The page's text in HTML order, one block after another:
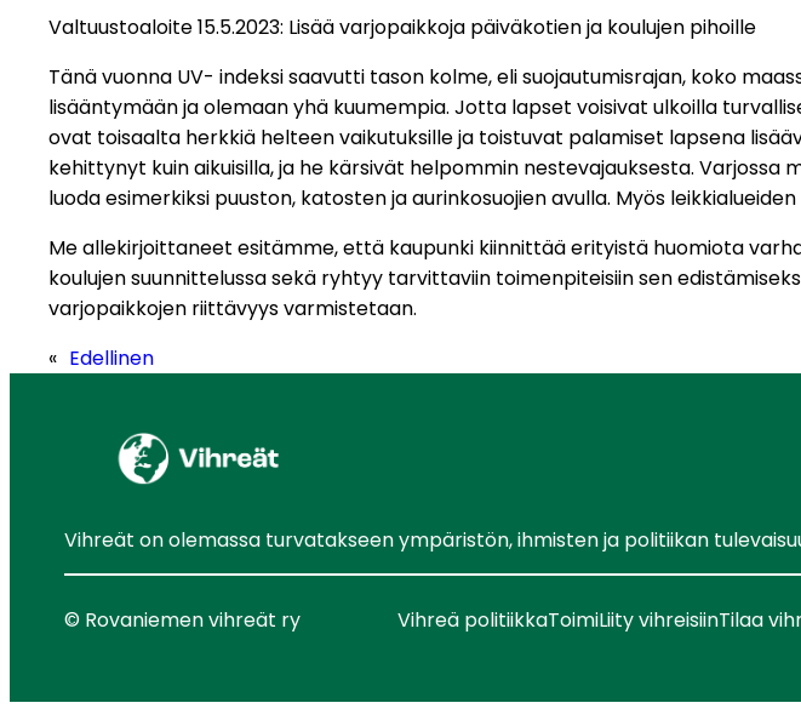
Valtuustoaloite 15.5.2023: Lisää varjopaikkoja päiväkotien ja koulujen pihoille
Tänä vuonna UV- indeksi saavutti tason kolme, eli suojautumisrajan, koko
lisääntymään ja olemaan yhä kuumempia. Jotta lapset voisivat ulkoilla
ovat toisaalta herkkiä helteen vaikutuksille ja toistuvat palamiset lapsena
kehittynyt kuin aikuisilla, ja he kärsivät helpommin nestevajauksesta.
luoda esimerkiksi puuston, katosten ja aurinkosuojien avulla. Myös
Me allekirjoittaneet esitämme, että kaupunki kiinnittää erityistä huomiota
koulujen suunnittelussa sekä ryhtyy tarvittaviin toimenpiteisiin sen
varjopaikkojen riittävyys varmistetaan.
« Edellinen
Vihreät on olemassa turvatakseen ympäristön, ihmisten ja politiikan
© Rovaniemen vihreät ry Vihreä politiikkaToimiLiity vihreisiinTilaa